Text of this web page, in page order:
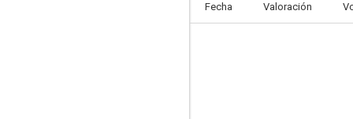
Fecha Valoración